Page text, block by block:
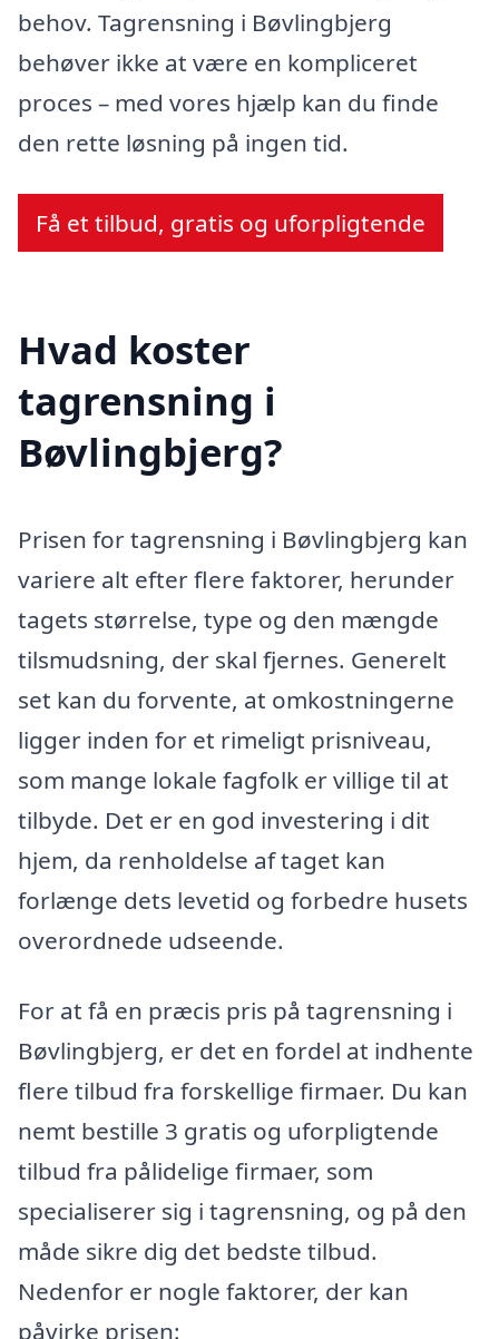
behov. Tagrensning i Bøvlingbjerg
behøver ikke at være en kompliceret
proces – med vores hjælp kan du finde
den rette løsning på ingen tid.
Få et tilbud, gratis og uforpligtende
Hvad koster
tagrensning i
Bøvlingbjerg?
Prisen for tagrensning i Bøvlingbjerg kan
variere alt efter flere faktorer, herunder
tagets størrelse, type og den mængde
tilsmudsning, der skal fjernes. Generelt
set kan du forvente, at omkostningerne
ligger inden for et rimeligt prisniveau,
som mange lokale fagfolk er villige til at
tilbyde. Det er en god investering i dit
hjem, da renholdelse af taget kan
forlænge dets levetid og forbedre husets
overordnede udseende.
For at få en præcis pris på tagrensning i
Bøvlingbjerg, er det en fordel at indhente
flere tilbud fra forskellige firmaer. Du kan
nemt bestille 3 gratis og uforpligtende
tilbud fra pålidelige firmaer, som
specialiserer sig i tagrensning, og på den
måde sikre dig det bedste tilbud.
Nedenfor er nogle faktorer, der kan
påvirke prisen: